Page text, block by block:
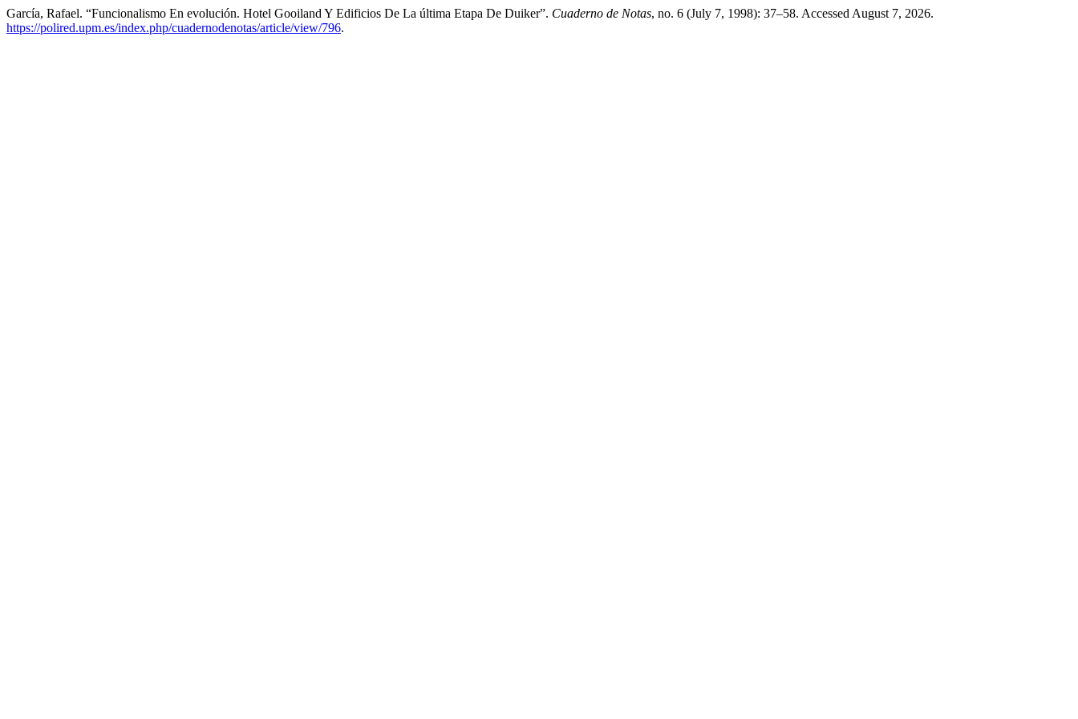
García, Rafael. “Funcionalismo En evolución. Hotel Gooiland Y Edificios De La última Etapa De Duiker”. Cuaderno de Notas, no. 6 (July 7, 1998): 37–58. Accessed August 7, 2026.
https://polired.upm.es/index.php/cuadernodenotas/article/view/796.